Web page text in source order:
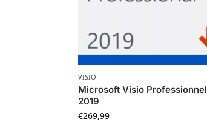
VISIO
Microsoft Visio Professionnel
2019
€269,99